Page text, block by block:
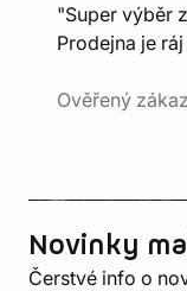
"Super výběr
Prodejna je
Ověřený
Novinky
Čerstvé info o